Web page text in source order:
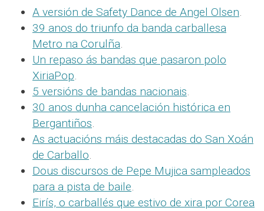
A versión de Safety Dance de Angel Olsen.
39 anos do triunfo da banda carballesa
Metro na Corulña.
Un repaso ás bandas que pasaron polo
XiriaPop.
5 versións de bandas nacionais.
30 anos dunha cancelación histórica en
Bergantiños.
As actuacións máis destacadas do San Xoán
de Carballo.
Dous discursos de Pepe Mujica sampleados
para a pista de baile.
Eirís, o carballés que estivo de xira por Corea